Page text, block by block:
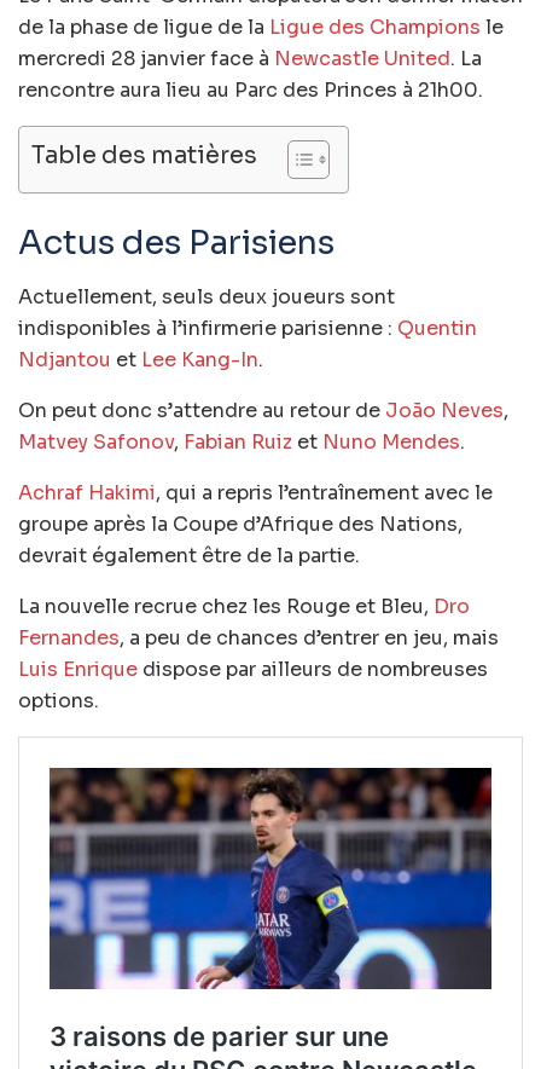
de la phase de ligue de la Ligue des Champions le
mercredi 28 janvier face à Newcastle United. La
rencontre aura lieu au Parc des Princes à 21h00.
Table des matières
Actus des Parisiens
Actuellement, seuls deux joueurs sont
indisponibles à l’infirmerie parisienne : Quentin
Ndjantou et Lee Kang-In.
On peut donc s’attendre au retour de João Neves,
Matvey Safonov, Fabian Ruiz et Nuno Mendes.
Achraf Hakimi, qui a repris l’entraînement avec le
groupe après la Coupe d’Afrique des Nations,
devrait également être de la partie.
La nouvelle recrue chez les Rouge et Bleu, Dro
Fernandes, a peu de chances d’entrer en jeu, mais
Luis Enrique dispose par ailleurs de nombreuses
options.